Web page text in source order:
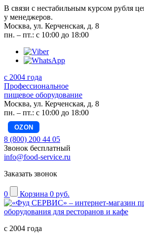
В связи с нестабильным курсом рубля
у менеджеров.
Москва, ул. Керченская, д. 8
пн. – пт.: с 10:00 до 18:00
с 2004 года
Профессиональное
пищевое оборудование
Москва, ул. Керченская, д. 8
пн. – пт.: с 10:00 до 18:00
OZON
8 (800) 200 44 05
Звонок бесплатный
info@food-service.ru
Заказать звонок
0 Корзина 0 руб.
с 2004 года